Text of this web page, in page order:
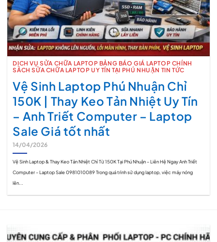
DỊCH VỤ SỬA CHỮA LAPTOP BẢNG BÁO GIÁ LAPTOP CHÍNH
SÁCH SỬA CHỮA LAPTOP UY TÍN TẠI PHÚ NHUẬN TIN TỨC
Vệ Sinh Laptop Phú Nhuận Chỉ
150K | Thay Keo Tản Nhiệt Uy Tín
– Anh Triết Computer – Laptop
Sale Giá tốt nhất
14/04/2026
Vệ Sinh Laptop & Thay Keo Tản Nhiệt Chỉ Từ 150K Tại Phú Nhuận – Liên Hệ Ngay Anh Triết
Computer – Laptop Sale 0981010089 Trong quá trình sử dụng laptop, việc máy nóng
lên...